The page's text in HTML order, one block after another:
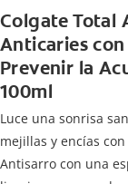
Colgate Total
Anticaries
Prevenir la
100ml
Luce una sonrisa
mejillas y encías
Antisarro con una